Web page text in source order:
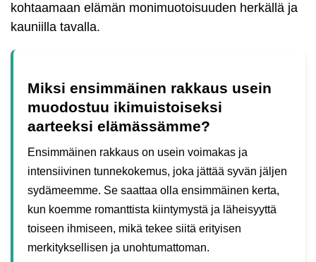
kohtaamaan elämän monimuotoisuuden herkällä ja
kauniilla tavalla.
Miksi ensimmäinen rakkaus usein
muodostuu ikimuistoiseksi
aarteeksi elämässämme?
Ensimmäinen rakkaus on usein voimakas ja
intensiivinen tunnekokemus, joka jättää syvän jäljen
sydämeemme. Se saattaa olla ensimmäinen kerta,
kun koemme romanttista kiintymystä ja läheisyyttä
toiseen ihmiseen, mikä tekee siitä erityisen
merkityksellisen ja unohtumattoman.